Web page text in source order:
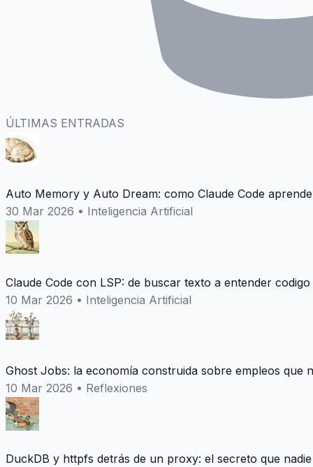
ÚLTIMAS ENTRADAS
Auto Memory y Auto Dream: como Claude Code
30 Mar 2026 • Inteligencia Artificial
Claude Code con LSP: de buscar texto a entender codigo
10 Mar 2026 • Inteligencia Artificial
Ghost Jobs: la economía construida sobre empleos que
10 Mar 2026 • Reflexiones
DuckDB y httpfs detrás de un proxy: el secreto que